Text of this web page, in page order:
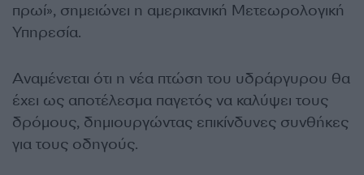
πρωί», σημειώνει η αμερικανική Μετεωρολογική
Υπηρεσία.
Αναμένεται ότι η νέα πτώση του υδράργυρου θα
έχει ως αποτέλεσμα παγετός να καλύψει τους
δρόμους, δημιουργώντας επικίνδυνες συνθήκες
για τους οδηγούς.